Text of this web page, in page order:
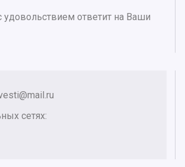
удовольствием ответит на Ваши
сетях: